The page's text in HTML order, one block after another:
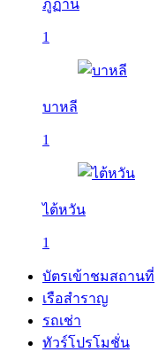
ภูฏาน
1
บาหลี
1
ไต้หวัน
1
บัตรเข้าชมสถานที่
เรือสำราญ
รถเช่า
ทัวร์โปรโมชั่น